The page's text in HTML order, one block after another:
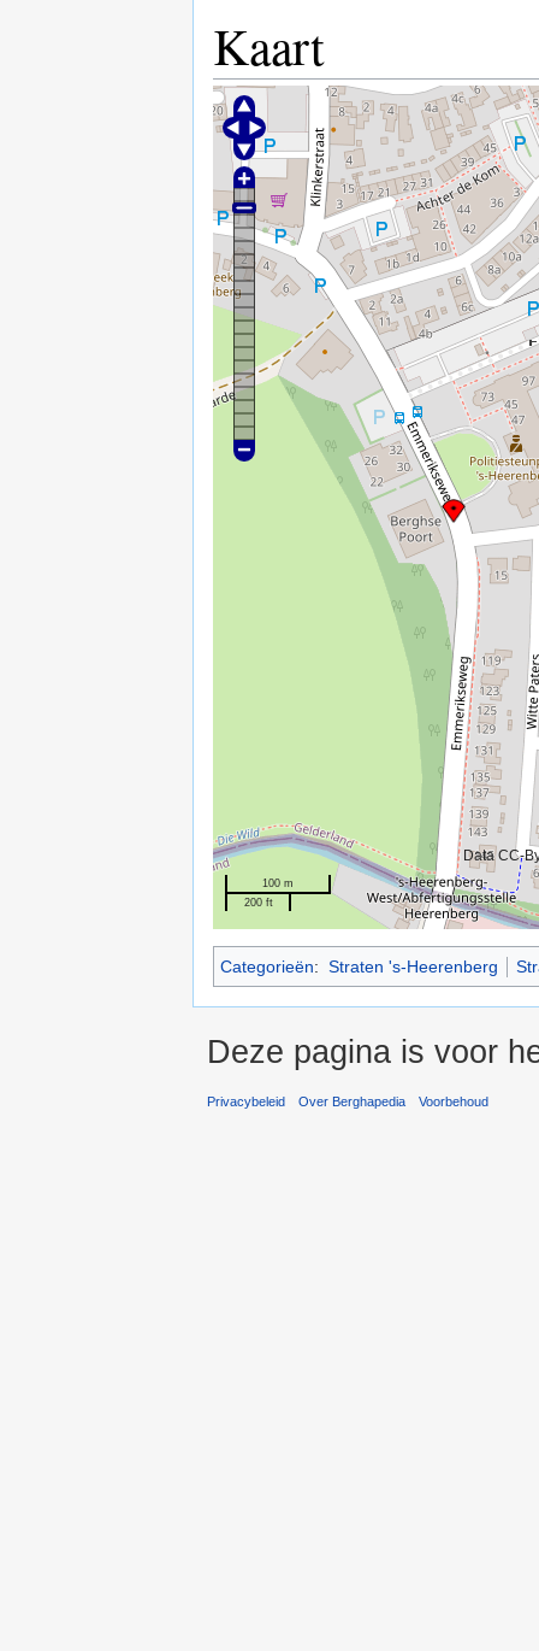
Kaart
100 m
200 ft
Data CC-
Categorieën: Straten 's-Heerenberg
Deze pagina is voor
Privacybeleid Over Berghapedia Voorbehoud